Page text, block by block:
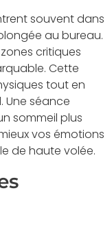
souvent dans
au bureau.
critiques
Cette
tout en
Une séance
sommeil plus
vos émotions
de haute volée.